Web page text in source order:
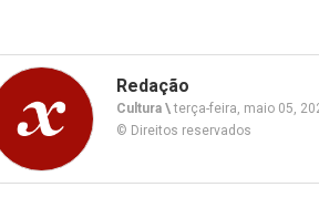
Redação
Cultura \terça-feira, maio 05,
© Direitos reservados